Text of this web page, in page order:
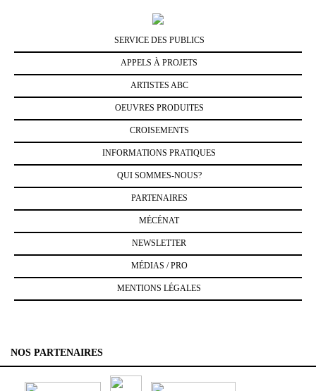
SERVICE DES PUBLICS
APPELS À PROJETS
ARTISTES ABC
OEUVRES PRODUITES
CROISEMENTS
INFORMATIONS PRATIQUES
QUI SOMMES-NOUS?
PARTENAIRES
MÉCÉNAT
NEWSLETTER
MÉDIAS / PRO
MENTIONS LÉGALES
NOS PARTENAIRES